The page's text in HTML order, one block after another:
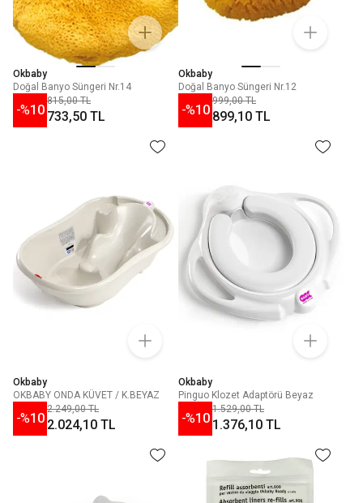
Okbaby
Doğal Banyo Süngeri Nr.14
-%10
815,00 TL
733,50 TL
Okbaby
Doğal Banyo Süngeri Nr.12
-%10
999,00 TL
899,10 TL
Okbaby
OKBABY ONDA KÜVET / K.BEYAZ
-%10
2.249,00 TL
2.024,10 TL
Okbaby
Pinguo Klozet Adaptörü Beyaz
-%10
1.529,00 TL
1.376,10 TL